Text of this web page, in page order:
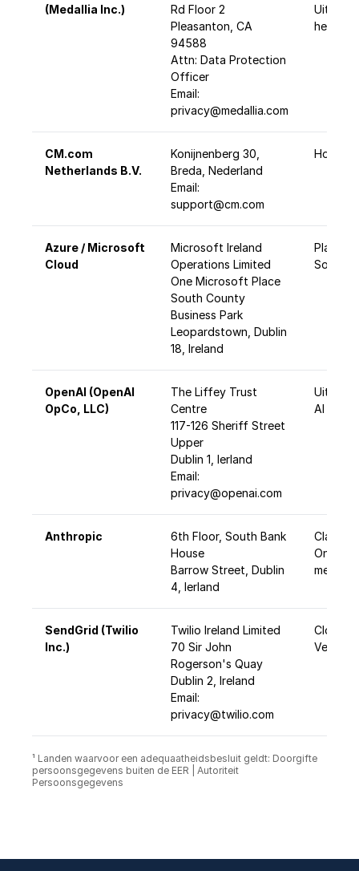
(Medallia Inc.)
Rd Floor 2
Pleasanton, CA
94588
Attn: Data Protection
Officer
Email:
privacy@medallia.com
het
CM.com
Netherlands B.V.
Konijnenberg 30,
Breda, Nederland
Email:
support@cm.com
Hosting
Azure / Microsoft
Cloud
Microsoft Ireland
Operations Limited
One Microsoft Place
South County
Business Park
Leopardstown, Dublin
18, Ireland
OpenAI (OpenAI
OpCo, LLC)
The Liffey Trust
Centre
117-126 Sheriff Street
Upper
Dublin 1, Ierland
Email:
privacy@openai.com
AI
Anthropic
6th Floor, South Bank
House
Barrow Street, Dublin
4, Ierland
Claude
met AI
SendGrid (Twilio
Inc.)
Twilio Ireland Limited
70 Sir John
Rogerson's Quay
Dublin 2, Ireland
Email:
privacy@twilio.com
¹ Landen waarvoor een adequaatheidsbesluit geldt: Doorgifte
persoonsgegevens buiten de EER | Autoriteit
Persoonsgegevens